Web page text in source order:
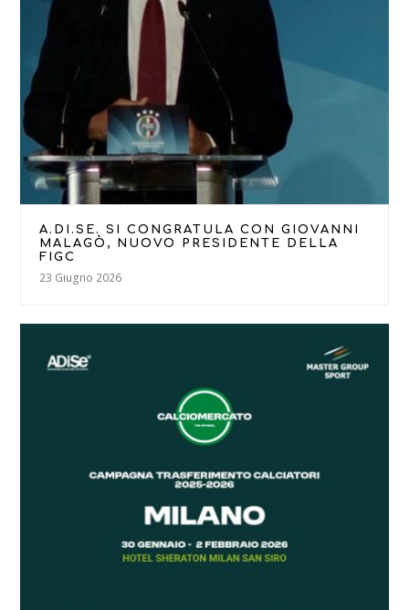
A.DI.SE. SI CONGRATULA CON GIOVANNI
MALAGÒ, NUOVO PRESIDENTE DELLA
FIGC
23 Giugno 2026